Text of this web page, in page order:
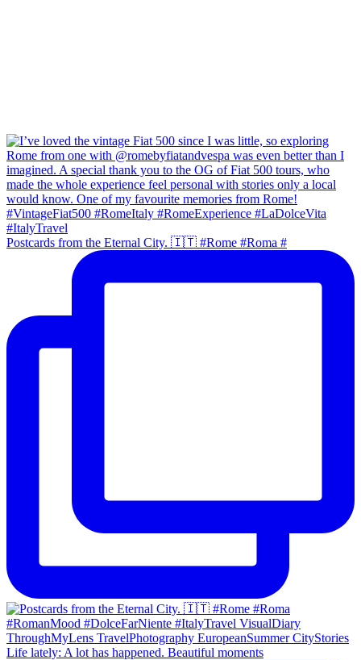
Postcards from the Eternal City. 🇮🇹 #Rome #Roma #
Life lately: A lot has happened. Beautiful moments